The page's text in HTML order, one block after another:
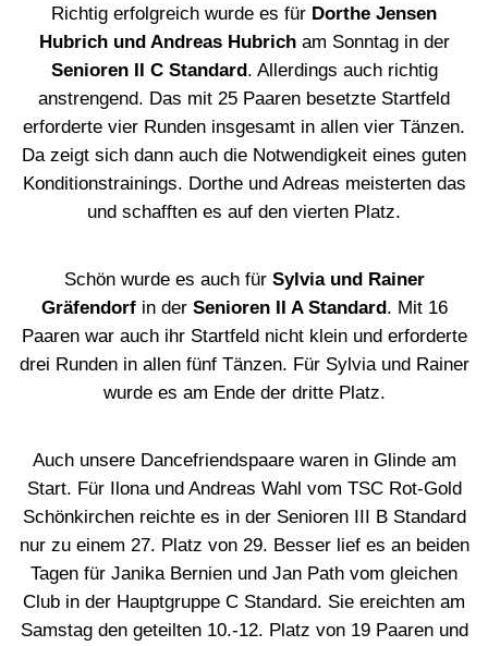
Richtig erfolgreich wurde es für Dorthe Jensen
Hubrich und Andreas Hubricham Sonntag in der
Senioren II C Standard. Allerdings auch richtig
anstrengend. Das mit 25 Paaren besetzte Startfeld
erforderte vier Runden insgesamt in allen vier Tänzen.
Da zeigt sich dann auch die Notwendigkeit eines guten
Konditionstrainings. Dorthe und Adreas meisterten das
und schafften es auf den vierten Platz.
Schön wurde es auch für Sylvia und Rainer
Gräfendorfin der Senioren II A Standard. Mit 16
Paaren war auch ihr Startfeld nicht klein und erforderte
drei Runden in allen fünf Tänzen. Für Sylvia und Rainer
wurde es am Ende der dritte Platz.
Auch unsere Dancefriendspaare waren in Glinde am
Start. Für Ilona und Andreas Wahl vom TSC Rot-Gold
Schönkirchen reichte es in der Senioren III B Standard
nur zu einem 27. Platz von 29. Besser lief es an beiden
Tagen für Janika Bernien und Jan Path vom gleichen
Club in der Hauptgruppe C Standard. Sie ereichten am
Samstag den geteilten 10.-12. Platz von 19 Paaren und